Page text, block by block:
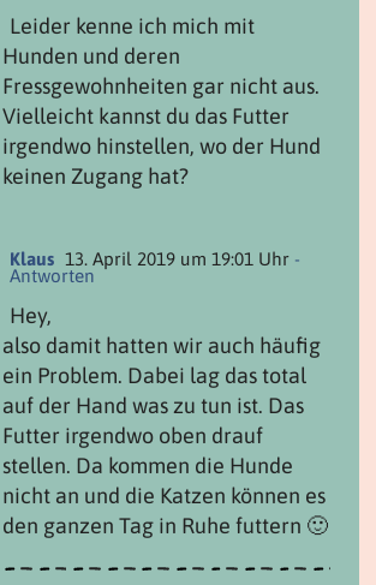
Leider kenne ich mich mit
Hunden und deren
Fressgewohnheiten gar nicht aus.
Vielleicht kannst du das Futter
irgendwo hinstellen, wo der Hund
keinen Zugang hat?
Klaus 13. April 2019 um 19:01 Uhr -
Antworten
Hey,
also damit hatten wir auch häufig
ein Problem. Dabei lag das total
auf der Hand was zu tun ist. Das
Futter irgendwo oben drauf
stellen. Da kommen die Hunde
nicht an und die Katzen können es
den ganzen Tag in Ruhe futtern 🙂